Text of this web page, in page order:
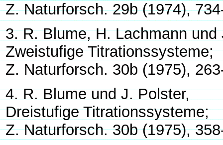
Z. Naturforsch. 29b (1974),
3. R. Blume, H. Lachmann und
Zweistufige Titrationssysteme;
Z. Naturforsch. 30b (1975),
4. R. Blume und J. Polster,
Dreistufige Titrationssysteme;
Z. Naturforsch. 30b (1975),